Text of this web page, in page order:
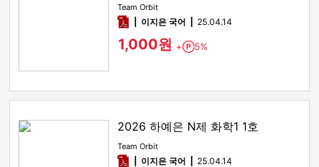
Team Orbit
pdf이지은 국어 25.04.14
1,000원 + Point
5%
2026 하예은 N제 화학1 1호
Team Orbit
pdf이지은 국어 25.04.14